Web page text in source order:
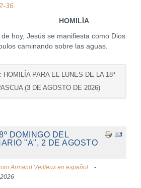
36.
Jesús se manifiesta como Dios
caminando sobre las aguas.
HOMILÍA PARA EL LUNES DE LA 18ª
(3 DE AGOSTO DE 2026)
DOMINGO DEL
"A", 2 DE AGOSTO
Armand Veilleux en español.